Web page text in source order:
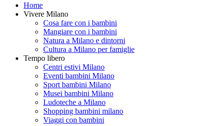
Home
Vivere Milano
Cosa fare con i bambini
Mangiare con i bambini
Natura a Milano e dintorni
Cultura a Milano per famiglie
Tempo libero
Centri estivi Milano
Eventi bambini Milano
Sport bambini Milano
Musei bambini Milano
Ludoteche a Milano
Shopping bambini milano
Viaggi con bambini